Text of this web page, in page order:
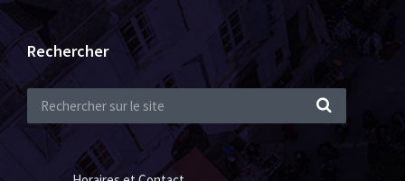
Rechercher